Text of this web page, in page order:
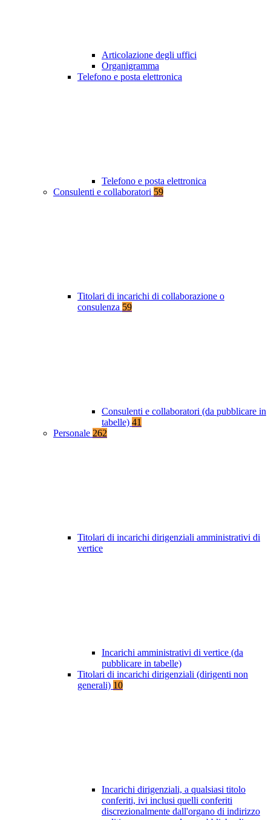
Articolazione degli uffici
Organigramma
Telefono e posta elettronica
Telefono e posta elettronica
Consulenti e collaboratori 59
Titolari di incarichi di collaborazione o
consulenza 59
Consulenti e collaboratori (da pubblicare in
tabelle) 41
Personale 262
Titolari di incarichi dirigenziali amministrativi di
vertice
Incarichi amministrativi di vertice (da
pubblicare in tabelle)
Titolari di incarichi dirigenziali (dirigenti non
generali) 10
Incarichi dirigenziali, a qualsiasi titolo
conferiti, ivi inclusi quelli conferiti
discrezionalmente dall'organo di indirizzo